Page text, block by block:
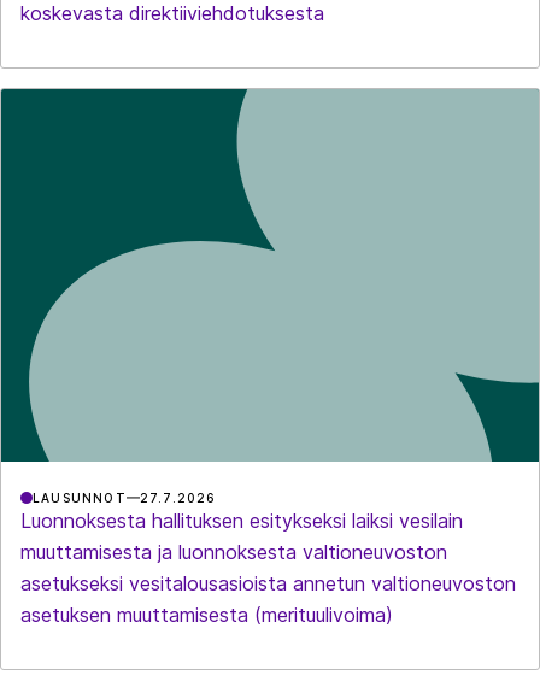
koskevasta direktiiviehdotuksesta
LAUSUNNOT 27.7.2026
Luonnoksesta hallituksen esitykseksi laiksi vesilain
muuttamisesta ja luonnoksesta valtioneuvoston
asetukseksi vesitalousasioista annetun valtioneuvoston
asetuksen muuttamisesta (merituulivoima)